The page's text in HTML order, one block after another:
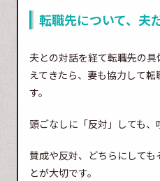
転職先について、夫
夫との対話を経て転職先の
えてきたら、妻も協力して
す。
頭ごなしに「反対」しても、
賛成や反対、どちらにして
とが大切です。